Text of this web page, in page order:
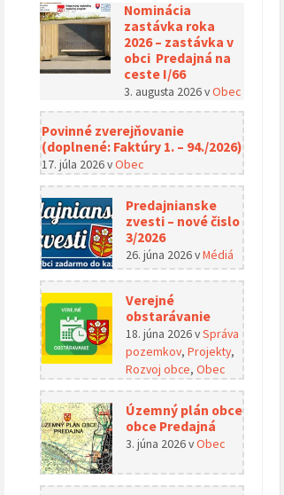
Nominácia
zastávka roka
2026 – zastávka v
obci Predajná na
ceste I/66
3. augusta 2026vObec
Povinné zverejňovanie
(doplnené: Faktúry 1. – 94./2026)
17. júla 2026vObec
Predajnianske
zvesti – nové čislo
3/2026
26. júna 2026vMédiá
Verejné
obstarávanie
18. júna 2026vSpráva
pozemkov, Projekty,
Rozvoj obce, Obec
Územný plán obce
obce Predajná
3. júna 2026vObec